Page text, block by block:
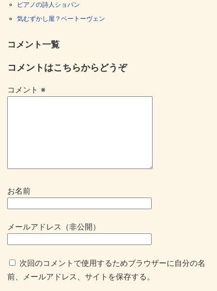
ピアノの詩人ショパン
気むずかし屋？ベートーヴェン
コメント一覧
コメントはこちらからどうぞ
コメント ※
お名前
メールアドレス（非公開）
次回のコメントで使用するためブラウザーに自分の名
前、メールアドレス、サイトを保存する。